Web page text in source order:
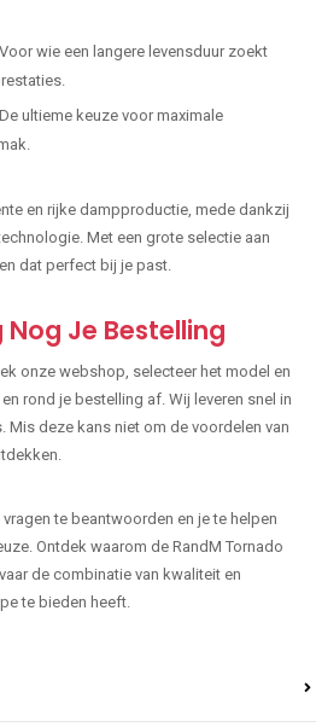
Voor wie een langere levensduur zoekt
De ultieme keuze voor maximale
en rijke dampproductie, mede dankzij
Met een grote selectie aan
dat perfect bij je past.
Je Bestelling
onze webshop, selecteer het model en
rond je bestelling af. Wij leveren snel in
Mis deze kans niet om de voordelen van
te beantwoorden en je te helpen
Ontdek waarom de RandM Tornado
de combinatie van kwaliteit en
te bieden heeft.